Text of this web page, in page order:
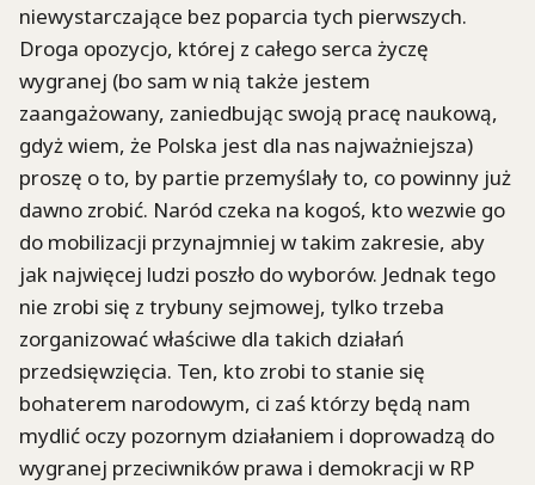
niewystarczające bez poparcia tych pierwszych.
Droga opozycjo, której z całego serca życzę
wygranej (bo sam w nią także jestem
zaangażowany, zaniedbując swoją pracę naukową,
gdyż wiem, że Polska jest dla nas najważniejsza)
proszę o to, by partie przemyślały to, co powinny już
dawno zrobić. Naród czeka na kogoś, kto wezwie go
do mobilizacji przynajmniej w takim zakresie, aby
jak najwięcej ludzi poszło do wyborów. Jednak tego
nie zrobi się z trybuny sejmowej, tylko trzeba
zorganizować właściwe dla takich działań
przedsięwzięcia. Ten, kto zrobi to stanie się
bohaterem narodowym, ci zaś którzy będą nam
mydlić oczy pozornym działaniem i doprowadzą do
wygranej przeciwników prawa i demokracji w RP